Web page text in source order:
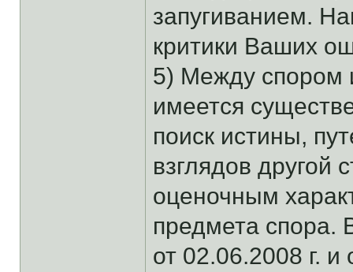
запугиванием.
критики Ваших
5) Между спором
имеется
поиск истины,
взглядов другой
оценочным
предмета спора.
от 02.06.2008 г.